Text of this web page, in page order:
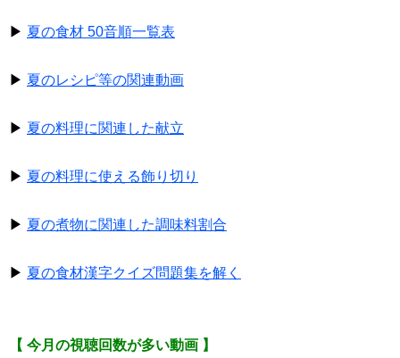
▶ 夏の食材 50音順一覧表
▶ 夏のレシピ等の関連動画
▶ 夏の料理に関連した献立
▶ 夏の料理に使える飾り切り
▶ 夏の煮物に関連した調味料割合
▶ 夏の食材漢字クイズ問題集を解く
【 今月の視聴回数が多い動画 】